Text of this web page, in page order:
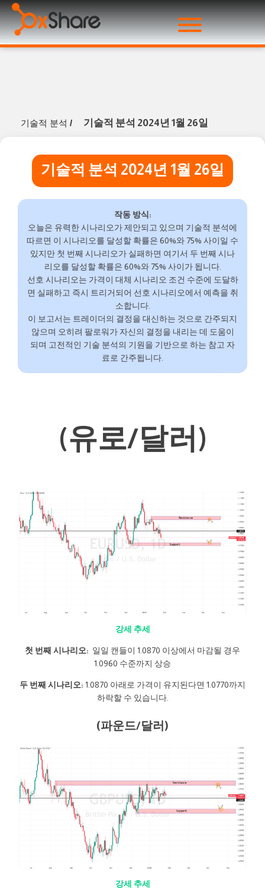
기술적 분석 / 기술적 분석 2024년 1월 26일
기술적 분석 2024년 1월 26일
작동 방식:
오늘은 유력한 시나리오가 제안되고 있으며 기술적 분석에
따르면 이 시나리오를 달성할 확률은 60%와 75% 사이일 수
있지만 첫 번째 시나리오가 실패하면 여기서 두 번째 시나
리오를 달성할 확률은 60%와 75% 사이가 됩니다.
선호 시나리오는 가격이 대체 시나리오 조건 수준에 도달하
면 실패하고 즉시 트리거되어 선호 시나리오에서 예측을 취
소합니다.
이 보고서는 트레이더의 결정을 대신하는 것으로 간주되지
않으며 오히려 팔로워가 자신의 결정을 내리는 데 도움이
되며 고전적인 기술 분석의 기원을 기반으로 하는 참고 자
료로 간주됩니다.
(유로/달러)
강세 추세
첫 번째 시나리오: 일일 캔들이 1.0870 이상에서 마감될 경우
1.0960 수준까지 상승
두 번째 시나리오: 1.0870 아래로 가격이 유지된다면 1.0770까지
하락할 수 있습니다.
(파운드/달러)
강세 추세